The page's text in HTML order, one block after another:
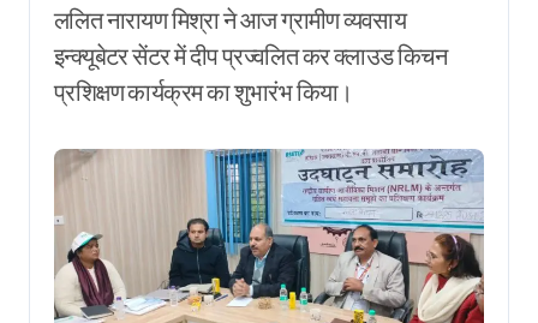
ललित नारायण मिश्रा ने आज ग्रामीण व्यवसाय
इन्क्यूबेटर सेंटर में दीप प्रज्वलित कर क्लाउड किचन
प्रशिक्षण कार्यक्रम का शुभारंभ किया।